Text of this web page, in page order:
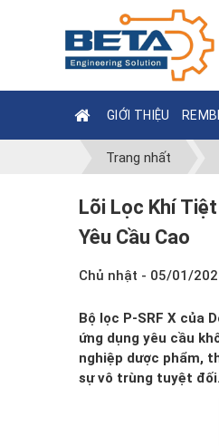
GIỚI THIỆU
Trang nhất
Lõi Lọc Khí
Yêu Cầu Cao
Chủ nhật - 05/01/
Bộ lọc P-SRF X của
ứng dụng yêu cầu
nghiệp dược phẩm,
sự vô trùng tuyệt đối.